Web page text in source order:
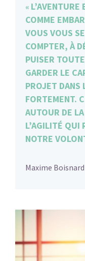
L’AVENTURE
COMME
VOUS VOUS
COMPTER, À
PUISER
GARDER LE
PROJET DANS
FORTEMENT.
AUTOUR DE
L’AGILITÉ QUI
NOTRE
Maxime Boisnard